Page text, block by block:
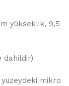
yükseklik, 9,5
dahildir)
mikro